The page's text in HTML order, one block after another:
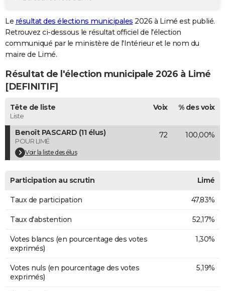
GUIDES D'ACHAT
BONS PLANS
CARTE DE VOEUX
Carte de Noël
Carte Bonne année
Carte Saint-Valentin
Carte Pâques
Carte d'anniversaire
DICTIONNAIRE
Dictionnaire
Biographies
Citations
Expressions
Proverbes
PROGRAMME TV
COPAINS D'AVANT
S'inscrire
Se connecter
Lycées
Collèges
Primaires
Universités
Entreprises
Service militaire
Avis de recherche
AVIS DE DÉCÈS
FORUM
Le résultat des élections municipales 2026 à Limé est publié.
Retrouvez ci-dessous le résultat officiel de l'élection
communiqué par le ministère de l'Intérieur et le nom du
maire de Limé.
Résultat de l'élection municipale 2026 à Limé
[DEFINITIF]
Tête de liste
Liste
Voix % des voix
Benoît PASCARD (11 élus)
POUR LIMÉ
Voir la liste des élus
72 100,00%
Participation au scrutin Limé
Taux de participation 47,83%
Taux d'abstention 52,17%
Votes blancs (en pourcentage des votes
exprimés)
1,30%
Votes nuls (en pourcentage des votes
exprimés)
5,19%